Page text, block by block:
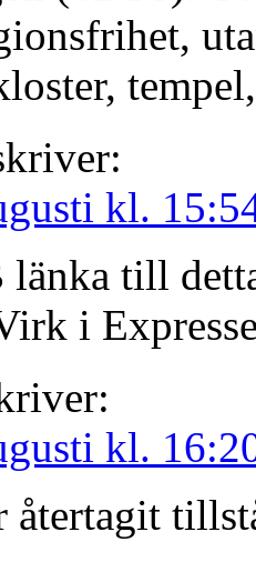
kl.
till
i
kl.
återtagit